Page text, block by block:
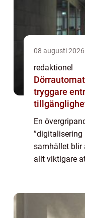
08 augusti 2026
redaktionel
tryggare
En
”digitalisering
samhället blir
allt viktigare